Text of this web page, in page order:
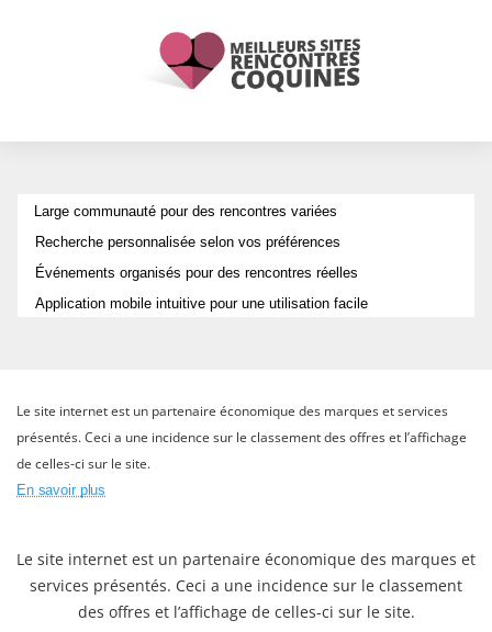
Large communauté pour des rencontres variées
Recherche personnalisée selon vos préférences
Événements organisés pour des rencontres réelles
Application mobile intuitive pour une utilisation facile
Le site internet est un partenaire économique des marques et services
présentés. Ceci a une incidence sur le classement des offres et l’affichage
de celles-ci sur le site.
En savoir plus
Le site internet est un partenaire économique des marques et
services présentés. Ceci a une incidence sur le classement
des offres et l’affichage de celles-ci sur le site.